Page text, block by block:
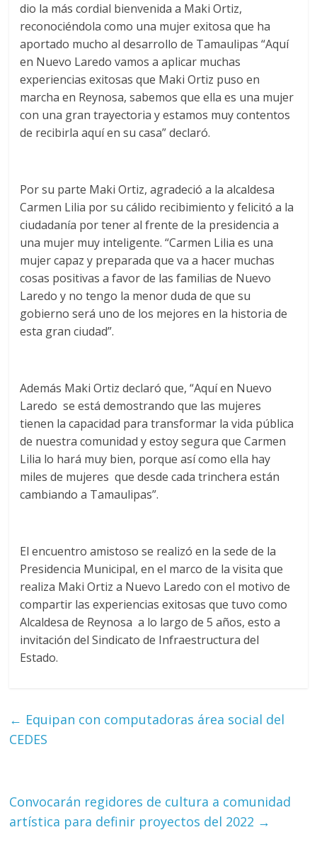
dio la más cordial bienvenida a Maki Ortiz,
reconociéndola como una mujer exitosa que ha
aportado mucho al desarrollo de Tamaulipas “Aquí
en Nuevo Laredo vamos a aplicar muchas
experiencias exitosas que Maki Ortiz puso en
marcha en Reynosa, sabemos que ella es una mujer
con una gran trayectoria y estamos muy contentos
de recibirla aquí en su casa” declaró.
Por su parte Maki Ortiz, agradeció a la alcaldesa
Carmen Lilia por su cálido recibimiento y felicitó a la
ciudadanía por tener al frente de la presidencia a
una mujer muy inteligente. “Carmen Lilia es una
mujer capaz y preparada que va a hacer muchas
cosas positivas a favor de las familias de Nuevo
Laredo y no tengo la menor duda de que su
gobierno será uno de los mejores en la historia de
esta gran ciudad”.
Además Maki Ortiz declaró que, “Aquí en Nuevo
Laredo se está demostrando que las mujeres
tienen la capacidad para transformar la vida pública
de nuestra comunidad y estoy segura que Carmen
Lilia lo hará muy bien, porque así como ella hay
miles de mujeres que desde cada trinchera están
cambiando a Tamaulipas”.
El encuentro amistoso se realizó en la sede de la
Presidencia Municipal, en el marco de la visita que
realiza Maki Ortiz a Nuevo Laredo con el motivo de
compartir las experiencias exitosas que tuvo como
Alcaldesa de Reynosa a lo largo de 5 años, esto a
invitación del Sindicato de Infraestructura del
Estado.
← Equipan con computadoras área social del
CEDES
Convocarán regidores de cultura a comunidad
artística para definir proyectos del 2022 →